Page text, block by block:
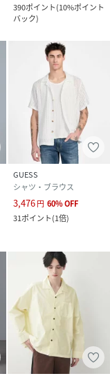
390ポイント(10%ポイント
バック)
GUESS
シャツ・ブラウス
3,476円 60%OFF
31ポイント(1倍)